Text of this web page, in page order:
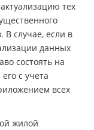
тех
В случае, если в
данных
состоять на
с учета
всех
жилой